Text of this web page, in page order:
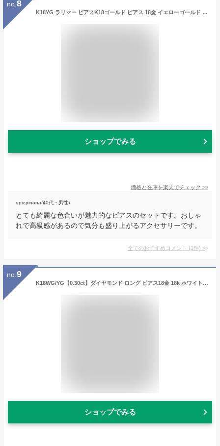
no. 8
K18YG ラリマー ピアスK18ゴールド ピアス 18金 イエローゴールド ラリマール スタッドピアス カラーストーン 天然石 パワーストーン クラシカル アンティーク 18金 代引手数料無料 送料無料 品質保証書 ジュエリー ギフト プレゼント ご褒美
ショップでみる
価格と在庫を楽天でチェック >>
epiepinana(40代・男性)
とても綺麗な色合いが魅力的なピアスのセットです。おしゃ
れで高級感があるので気分も盛り上がるアクセサリーです。
全てのおすすめコメント (1件) >
no. 9
K18WG/YG【0.30ct】ダイヤモンド ロング ピアス18金 18k ホワイトゴールド イエローゴールド 代引手数料無料 送料無料 品質保証書 0.15ct ダイヤ ダイア 可愛い チェーンピアス スタッドピアス レディース ジュエリー ギフト プレゼント ご褒美 揺れるピアス
ショップでみる